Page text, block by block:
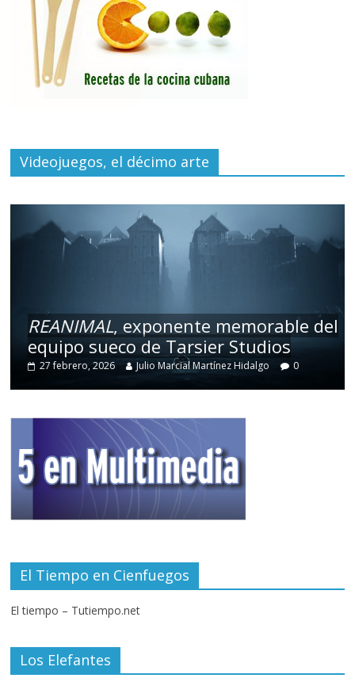
Videojuegos, el décimo arte
REANIMAL, exponente memorable del
equipo sueco de Tarsier Studios
27 febrero, 2026 Julio Marcial Martínez Hidalgo 0
El Tiempo en Cienfuegos
El tiempo – Tutiempo.net
Los Elefantes